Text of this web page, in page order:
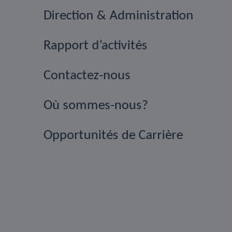
Direction & Administration
Rapport d’activités
Contactez-nous
Où sommes-nous?
Opportunités de Carrière